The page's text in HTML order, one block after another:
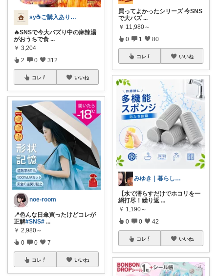
sy☕️ご購入ありがとうございます😌
🔥SNSで今大バズり中の麻辣湯
がおうちで食 ...
￥ 3,204
2 0 312
コレ いいね
noe-room
📍色んな日傘買ったけどコレが
正解#SNS# ...
￥ 2,980～
0 0 7
コレ いいね
買ってよかったシリーズ 今SNS
で大バズ ...
￥ 11,980～
0 1 80
コレ いいね
みゆき｜暮らしのおすすめ
【水で濡らすだけでホコリを一
網打尽！繰り返 ...
￥ 1,190～
0 0 42
コレ いいね